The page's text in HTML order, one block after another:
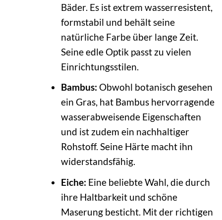
Bäder. Es ist extrem wasserresistent,
formstabil und behält seine
natürliche Farbe über lange Zeit.
Seine edle Optik passt zu vielen
Einrichtungsstilen.
Bambus: Obwohl botanisch gesehen
ein Gras, hat Bambus hervorragende
wasserabweisende Eigenschaften
und ist zudem ein nachhaltiger
Rohstoff. Seine Härte macht ihn
widerstandsfähig.
Eiche: Eine beliebte Wahl, die durch
ihre Haltbarkeit und schöne
Maserung besticht. Mit der richtigen